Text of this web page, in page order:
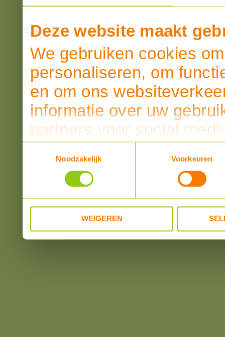
Deze website maakt
We gebruiken cookies
personaliseren, om
en om ons
informatie over uw
partners voor social
informatie die u aan ze
verzameld op basis van
Noodzakelijk
Voorkeuren
WEIGEREN